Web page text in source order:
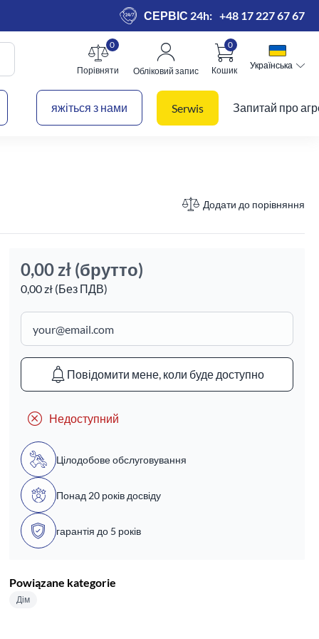
СЕРВІС 24h: +48 17 227 67 67
Порівняти
0
Обліковий запис Кошик
0
Українська
Українська
яжіться з нами Serwis Запитай про
Додати до порівняння
0,00 zł (брутто)
0,00 zł (Без ПДВ)
Повідомити мене, коли буде доступно
Недоступний
Цілодобове обслуговування
Понад 20 років досвіду
гарантія до 5 років
Powiązane kategorie
Дім